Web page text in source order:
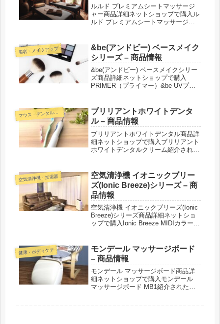
ルルド プレミアムシートマッサージ
ャー商品詳細ネットショップで購入ル
ルド プレミアムシートマッサージャ
んな商品もおススメ！
美容・メイクアップ
&be(アンドビー) ベースメイク
シリーズ – 商品情報
&be(アンドビー) ベースメイクシリー
ズ商品詳細ネットショップで購入
PRIMER（プライマー）&be UVプラ
ョンカラー：ベージュ／ライトベージ
ュ／オークルベージ...
マ
ウス・デンタルケア
ブリリアントホワイトデンタ
ル – 商品情報
ブリリアントホワイトデンタル商品詳
細ネットショップで購入ブリリアント
ホワイトデンタルクリーム紹介された
空気清浄機・加湿器
空気清浄機 イオニックブリー
ズ(Ionic Breeze)シリーズ – 商
品情報
空気清浄機 イオニックブリーズ(Ionic
Breeze)シリーズ商品詳細ネットショ
ップで購入Ionic Breeze MIDIカラー：
ー／ネイビー／カフェモカIonic ...
健康・ボディケア
モンデール マッサージボード
– 商品情報
モンデール マッサージボード商品詳
細ネットショップで購入モンデール
マッサージボード MB1紹介された番